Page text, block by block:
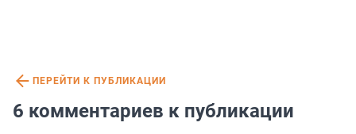
ПЕРЕЙТИ К ПУБЛИКАЦИИ
6 комментариев к публикации